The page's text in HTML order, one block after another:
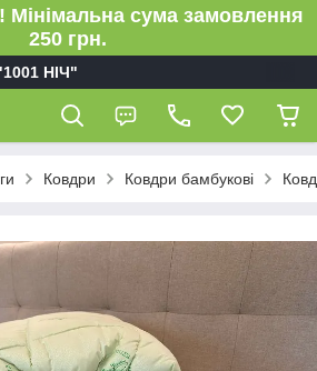
Мінімальна сума замовлення
250 грн.
НІЧ"
Ковдри Ковдри бамбукові